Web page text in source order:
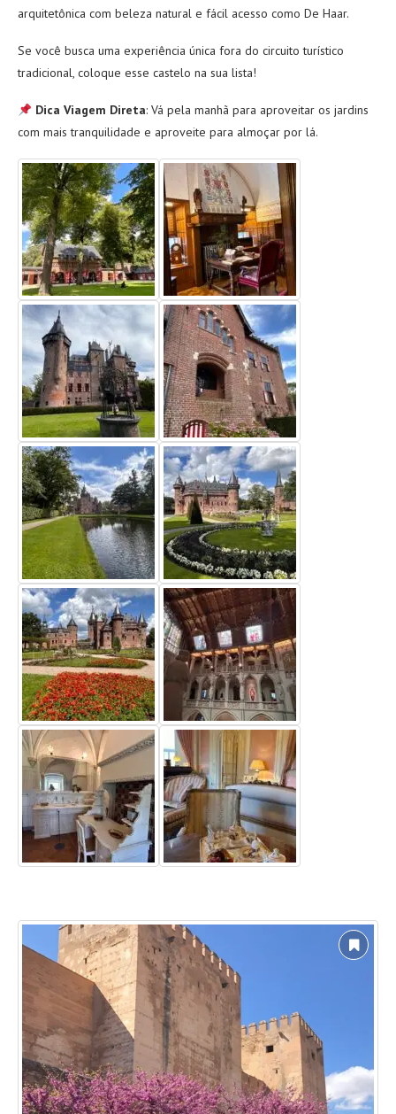
arquitetônica com beleza natural e fácil acesso como De Haar.
Se você busca uma experiência única fora do circuito turístico
tradicional, coloque esse castelo na sua lista!
Dica Viagem Direta: Vá pela manhã para aproveitar os jardins
com mais tranquilidade e aproveite para almoçar por lá.